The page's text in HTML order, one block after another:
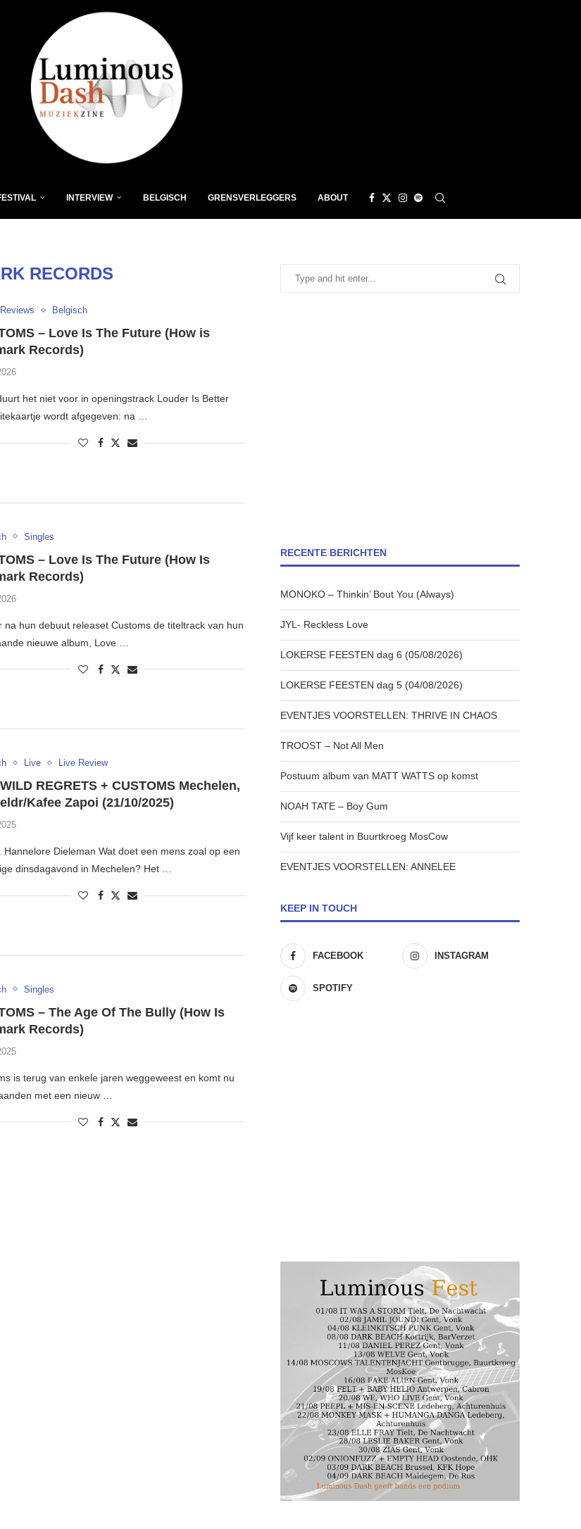
INTERVIEW BELGISCH GRENSVERLEGGERS ABOUT
RECORDS
Belgisch
– Love Is The Future (How is
Records)
het niet voor in openingstrack Louder Is Better
wordt afgegeven: na …
Singles
– Love Is The Future (How Is
Records)
na hun debuut releaset Customs de titeltrack van hun
nieuwe album, Love …
Live Live Review
REGRETS + CUSTOMS Mechelen,
Kafee Zapoi (21/10/2025)
Hannelore Dieleman Wat doet een mens zoal op een
dinsdagavond in Mechelen? Het …
Singles
– The Age Of The Bully (How Is
Records)
is terug van enkele jaren weggeweest en komt nu
met een nieuw …
RECENTE BERICHTEN
MONOKO – Thinkin’ Bout You (Always)
JYL- Reckless Love
LOKERSE FEESTEN dag 6 (05/08/2026)
LOKERSE FEESTEN dag 5 (04/08/2026)
EVENTJES VOORSTELLEN: THRIVE IN CHAOS
TROOST – Not All Men
Postuum album van MATT WATTS op komst
NOAH TATE – Boy Gum
Vijf keer talent in Buurtkroeg MosCow
EVENTJES VOORSTELLEN: ANNELEE
KEEP IN TOUCH
FACEBOOK INSTAGRAM
SPOTIFY